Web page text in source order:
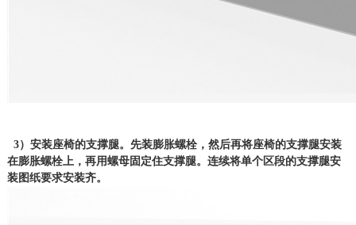
3）安装座椅的支撑腿。先装膨胀螺栓，然后再将座椅的支撑腿安装
在膨胀螺栓上，再用螺母固定住支撑腿。连续将单个区段的支撑腿安
装图纸要求安装齐。